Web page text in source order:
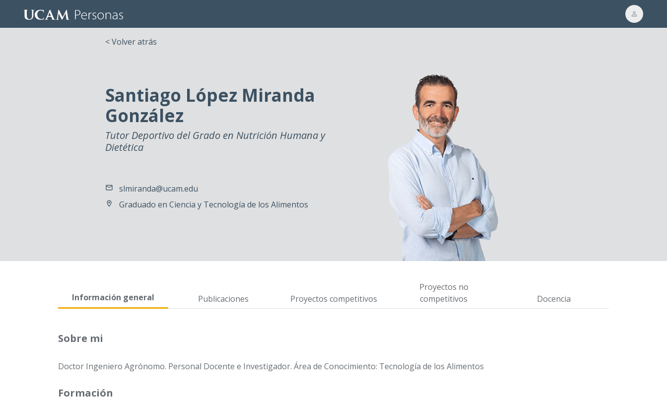
< Volver atrás
Santiago López Miranda
González
Tutor Deportivo del Grado en Nutrición Humana y
Dietética
slmiranda@ucam.edu
Graduado en Ciencia y Tecnología de los Alimentos
Información general Publicaciones Proyectos competitivos
Proyectos no
competitivos
Docencia
Sobre mi
Doctor Ingeniero Agrónomo. Personal Docente e Investigador. Área de Conocimiento: Tecnología de los Alimentos
Formación